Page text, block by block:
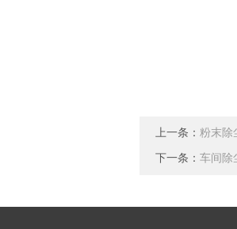
上一条： 粉末除
下一条： 车间除